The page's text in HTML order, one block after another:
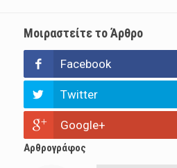
Μοιραστείτε το Άρθρο
Facebook
Twitter
Google+
Αρθρογράφος